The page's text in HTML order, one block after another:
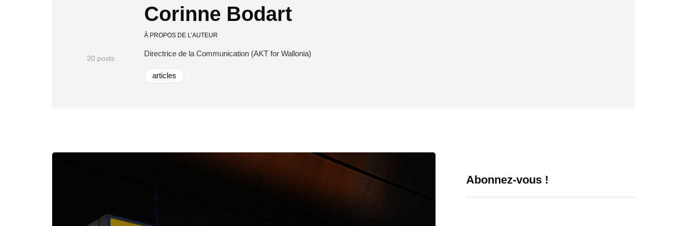
20 posts
Corinne Bodart
À PROPOS DE L’AUTEUR
Directrice de la Communication (AKT for Wallonia)
articles
Abonnez-vous !